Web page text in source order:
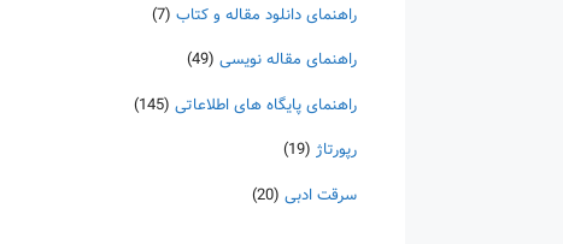
راهنمای دانلود مقاله و کتاب (7)
راهنمای مقاله نویسی (49)
راهنمای پایگاه های اطلاعاتی (145)
رپورتاژ (19)
سرقت ادبی (20)